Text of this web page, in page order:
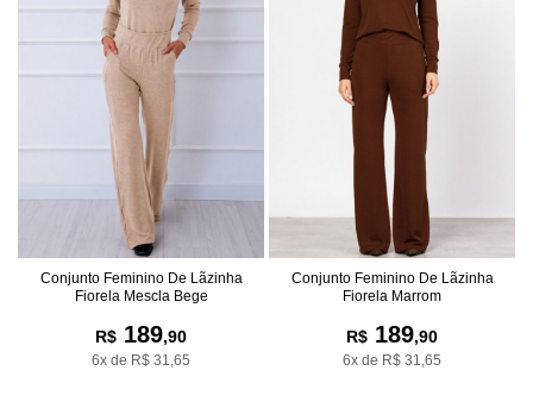
Conjunto Feminino De Lãzinha
Fiorela Mescla Bege
R$ 189,90
6x de R$ 31,65
Conjunto Feminino De Lãzinha
Fiorela Marrom
R$ 189,90
6x de R$ 31,65